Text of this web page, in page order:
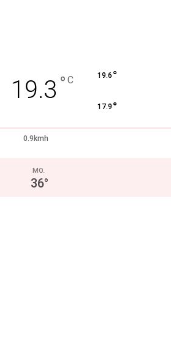
19.3 ° C 19.6 °
17.9 °
0.9kmh
MO.
36°